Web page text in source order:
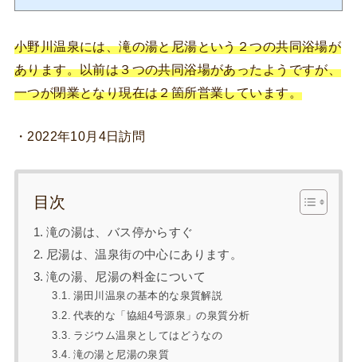
承和（834年〜848年）に遡ります。かの絶世の美女として有名な小野
います。その際に、薬師如来が夢枕に立ち、導きに寄って発見された
のがこの小野川温泉ということらしいです。そこで、小野小町が病
を...
小野川温泉には、滝の湯と尼湯という２つの共同浴場が
あります。以前は３つの共同浴場があったようですが、
一つが閉業となり現在は２箇所営業しています。
・2022年10月4日訪問
目次
滝の湯は、バス停からすぐ
尼湯は、温泉街の中心にあります。
滝の湯、尼湯の料金について
湯田川温泉の基本的な泉質解説
代表的な「協組4号源泉」の泉質分析
ラジウム温泉としてはどうなの
滝の湯と尼湯の泉質